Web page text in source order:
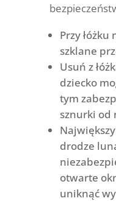
Przy
szklane
Usuń z
dziecko
tym
sznurki od
drodze
otwarte
uniknąć